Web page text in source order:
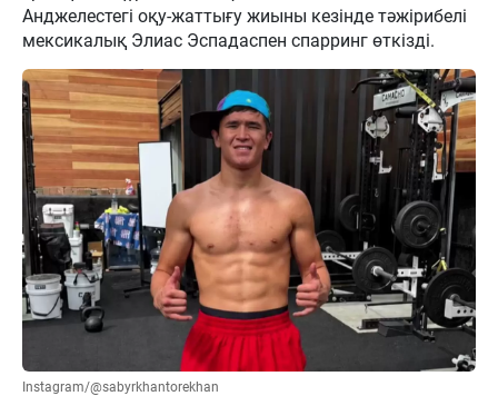
Анджелестегі оқу-жаттығу жиыны кезінде тәжірибелі
мексикалық Элиас Эспадаспен спарринг өткізді.
Instagram/@sabyrkhantorekhan